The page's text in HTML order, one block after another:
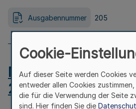
Ausgabennummer 205
MB.NRW 2026 Nr.
24.07.2026
Cookie-
Auf dieser Seite werden Cookies
entweder allen Cookies zustimmen,
die für die Verwendung der Seite
sind. Hier finden Sie die